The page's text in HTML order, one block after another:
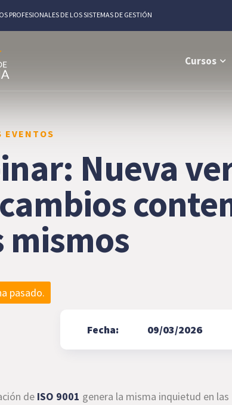
PROFESIONALES DE LOS SISTEMAS DE GESTIÓN
Cursos
EVENTOS
Nueva
mismos
pasado.
Fecha: 09/03/2026
de ISO 9001 genera la misma inquietud en las